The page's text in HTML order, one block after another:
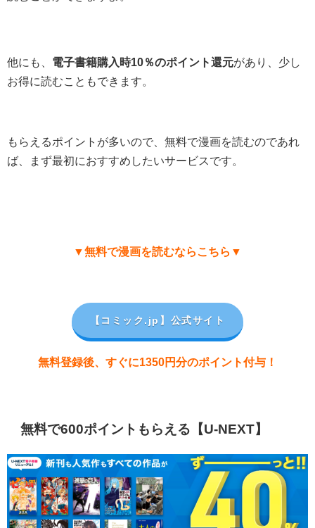
他にも、 電子書籍購入時10％のポイント還元があり、少し
お得に読むこともできます。
もらえるポイントが多いので、無料で漫画を読むのであれ
ば、まず最初におすすめしたいサービスです。
▼無料で漫画を読むならこちら▼
【コミック.jp 】公式サイト
無料登録後、すぐに1350円分のポイント付与！
無料で600ポイントもらえる【U-NEXT】